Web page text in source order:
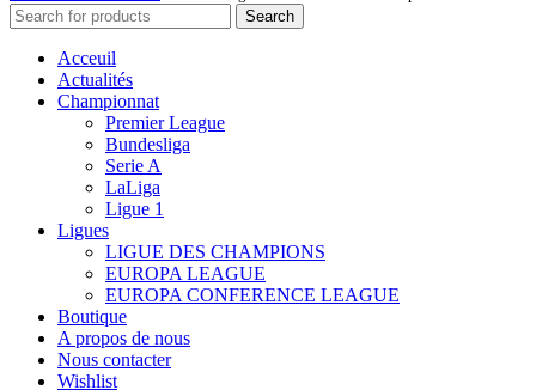
Search
Acceuil
Actualités
Championnat
Premier League
Bundesliga
Serie A
LaLiga
Ligue 1
Ligues
LIGUE DES CHAMPIONS
EUROPA LEAGUE
EUROPA CONFERENCE LEAGUE
Boutique
A propos de nous
Nous contacter
Wishlist